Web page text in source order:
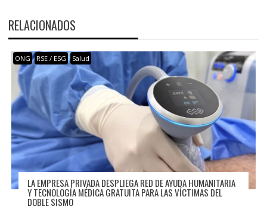
RELACIONADOS
ONG RSE / ESG Salud
LA EMPRESA PRIVADA DESPLIEGA RED DE AYUDA HUMANITARIA
Y TECNOLOGÍA MÉDICA GRATUITA PARA LAS VÍCTIMAS DEL
DOBLE SISMO